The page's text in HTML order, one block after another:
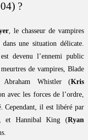
?
, le chasseur de vampires
une situation délicate.
devenu l’ennemi public
de vampires, Blade
Whistler (Kris
avec les forces de l’ordre,
Cependant, il est libéré par
et Hannibal King (Ryan